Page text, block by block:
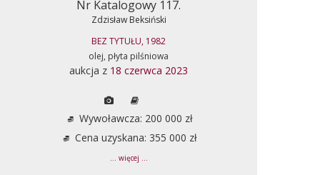
Nr Katalogowy 117.
Zdzisław Beksiński
BEZ TYTUŁU, 1982
olej, płyta pilśniowa
aukcja z 18 czerwca 2023
Wywoławcza: 200 000 zł
Cena uzyskana: 355 000 zł
... więcej ...